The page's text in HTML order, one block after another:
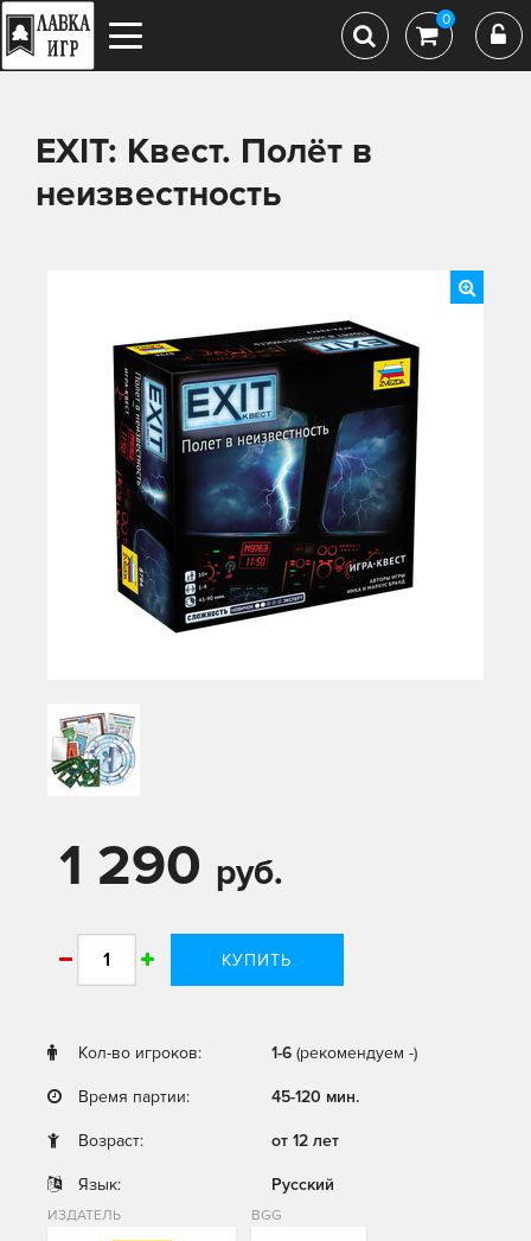
0
EXIT: Квест. Полёт в
неизвестность
1 290 руб.
КУПИТЬ
Кол-во игроков: 1-6 (рекомендуем -)
Время партии: 45-120 мин.
Возраст: от 12 лет
Язык: Русский
ИЗДАТЕЛЬ BGG